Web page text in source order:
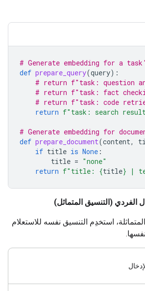
# Generate embedding for a
def prepare_query(query):
# return f"task: question
# return f"task: fact
# return f"task: code
return f"task: search
# Generate embedding for
def prepare_document(content,
if title is None :
title = "none"
return f"title: {title} |
الفردي (التنسيق المتماثل)
استخدِم التنسيق نفسه للاستعلام